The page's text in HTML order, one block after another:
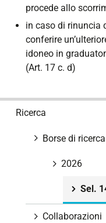
procede allo
in caso di rinuncia
conferire
idoneo in
(Art. 17 c. d)
Ricerca
Borse di
2026
Sel.
Collaborazioni